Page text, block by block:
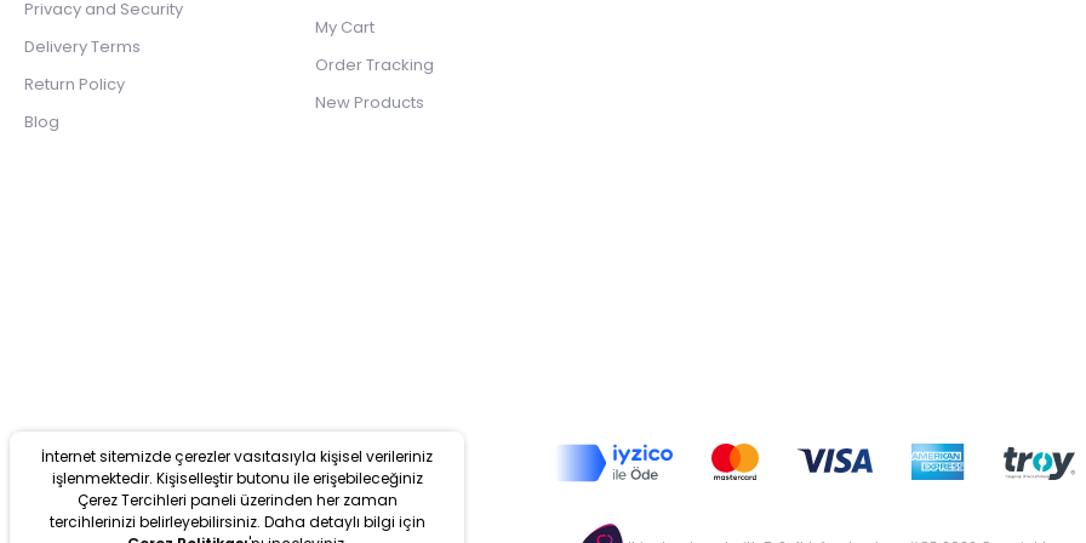
Privacy and Security
Delivery Terms
Return Policy
Blog
My Cart
Order Tracking
New Products
İnternet sitemizde çerezler vasıtasıyla kişisel verileriniz
işlenmektedir. Kişiselleştir butonu ile erişebileceğiniz
Çerez Tercihleri paneli üzerinden her zaman
tercihlerinizi belirleyebilirsiniz. Daha detaylı bilgi için